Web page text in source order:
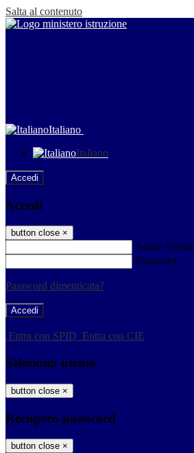
Salta al contenuto
Italiano
Italiano
Accedi
Accedi
button close ×
Nome Utente
Password
Password dimenticata?
-
Entra con SPID Entra con CIE
Seleziona utente
button close ×
Recupero password
button close ×